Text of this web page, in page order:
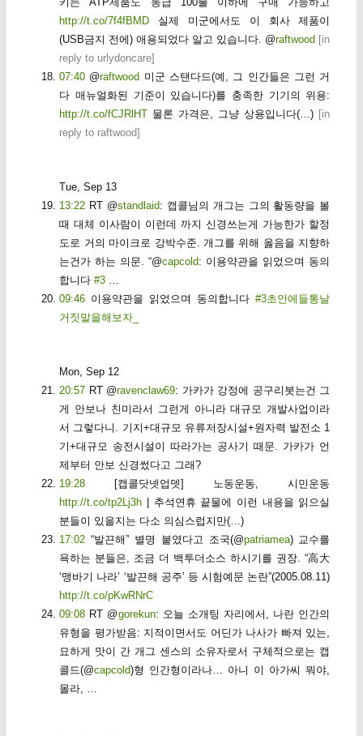
http://t.co/7f4fBMD 실제 미군에서도 이 회사 제품이
(USB금지 전에) 애용되었다 알고 있습니다. @raftwood [in
reply to urlydoncare]
07:40 @raftwood 미군 스탠다드(예, 그 인간들은 그런 거
다 매뉴얼화된 기준이 있습니다)를 충족한 기기의 위용:
http://t.co/fCJRlHT 물론 가격은, 그냥 상용입니다(…) [in
reply to raftwood]
Tue, Sep 13
13:22 RT @standlaid: 캡콜님의 개그는 그의 활동량을 볼
때 대체 이사람이 이런데 까지 신경쓰는게 가능한가 할정
도로 거의 마이크로 강박수준. 개그를 위해 옳음을 지향하
는건가 하는 의문. “@capcold: 이용약관을 읽었으며 동의
합니다#3
09:46 이용약관을 읽었으며 동의합니다#3초안에들통날
거짓말을해보자_
Mon, Sep 12
20:57 RT @ravenclaw69: 가카가 강정에 공구리붓는건 그
게 안보나 친미라서 그런게 아니라 대규모 개발사업이라
서 그렇다니. 기지+대규모 유류저장시설+원자력 발전소 1
기+대규모 송전시설이 따라가는 공사기 때문. 가카가 언
제부터 안보 신경썼다고 그래?
19:28
[캡콜닷넷업뎃] 노동운동, 시민운동
http://t.co/tp2Lj3h | 추석연휴 끝물에 이런 내용을 읽으실
분들이 있을지는 다소 의심스럽지만(…)
17:02 “발끈해” 별명 붙였다고 조국(@patriamea) 교수를
욕하는 분들은, 조금 더 백투더소스 하시기를 권장. “高大
‘맹바기 나라’ ‘발끈해 공주’ 등 시험예문 논란”(2005.08.11)
http://t.co/pKwRNrC
09:08 RT @gorekun: 오늘 소개팅 자리에서, 나란 인간의
유형을 평가받음: 지적이면서도 어딘가 나사가 빠져 있는,
묘하게 맛이 간 개그 센스의 소유자로서 구체적으로는 캡
콜드(@capcold)형 인간형이라나… 아니 이 아가씨 뭐야,
몰라, …